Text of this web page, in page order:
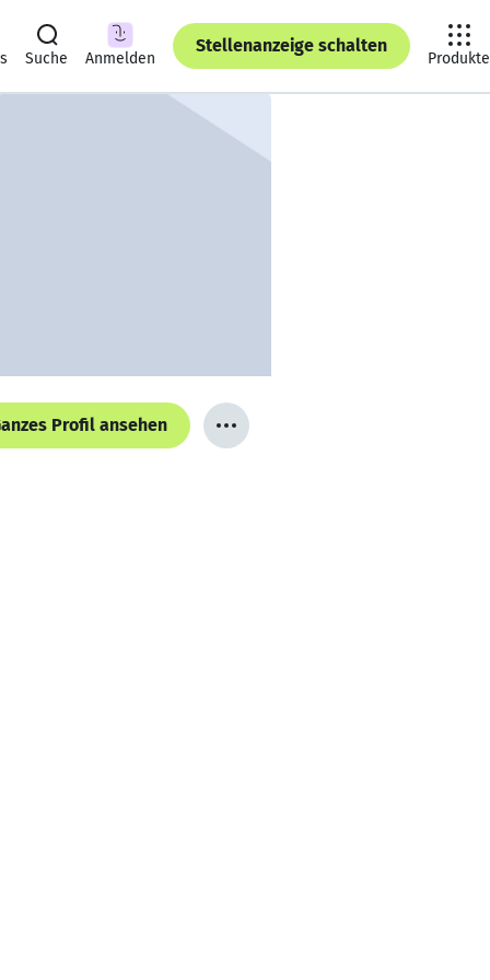
Suche Anmelden
Stellenanzeige schalten
Produkte
Profil ansehen